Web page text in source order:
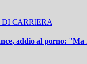
DI CARRIERA
addio al porno: